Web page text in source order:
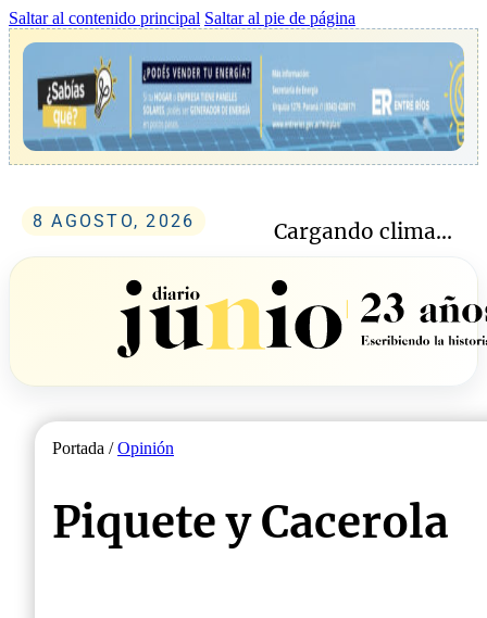
Saltar al contenido principal Saltar al pie de página
8 AGOSTO, 2026 Cargando clima...
Portada /Opinión
Piquete y Cacerola